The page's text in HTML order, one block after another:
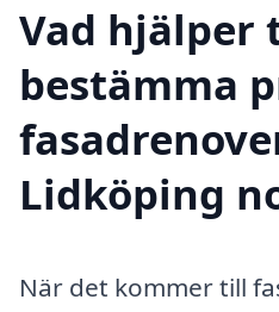
Vad
bestämma
Lidköping
När det kommer till